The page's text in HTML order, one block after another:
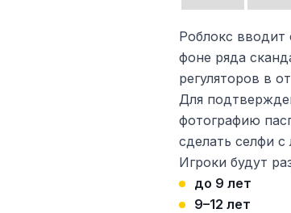
Роблокс вводит
фоне ряда
регуляторов в
Для
фотографию
сделать селфи с
Игроки будут
до 9 лет
9–12 лет